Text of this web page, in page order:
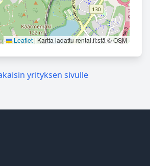
Leaflet | Kartta ladattu rental.fi:stä © OSM
yrityksen sivulle